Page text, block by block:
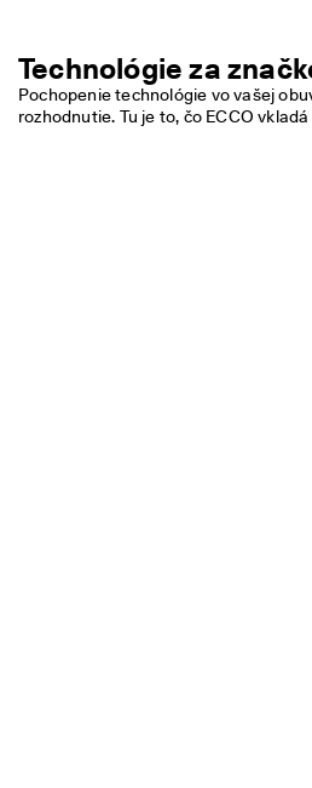
Technológie za
Pochopenie technológie vo vašej
rozhodnutie. Tu je to, čo ECCO